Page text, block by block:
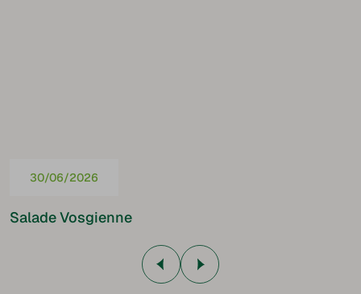
30/06/2026
Salade Vosgienne